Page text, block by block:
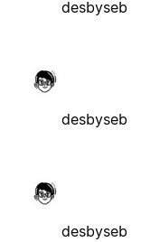
desbyseb
desbyseb
desbyseb